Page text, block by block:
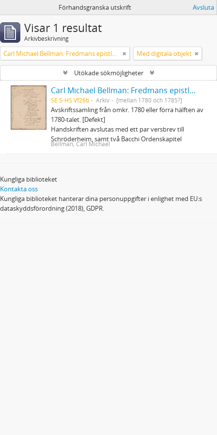
Förhandsgranska utskrift Avsluta
Visar 1 resultat
Arkivbeskrivning
Carl Michael Bellman: Fredmans epistlar och sånger m.fl. Bellman-texter Med digitala objekt
Utökade sökmöjligheter
Carl Michael Bellman: Fredmans epistlar och sånger m.fl. Bellman-texter
SE S-HS Vf26b Arkiv [mellan 1780 och 1785?]
Avskriftssamling från omkr. 1780 eller förra hälften av
1780-talet. [Defekt]
Handskriften avslutas med ett par versbrev till
Schröderheim, samt två Bacchi Ordenskapitel
Bellman, Carl Michael
Kungliga biblioteket
Kontakta oss
Kungliga biblioteket hanterar dina personuppgifter i enlighet med EU:s
dataskyddsförordning (2018), GDPR.